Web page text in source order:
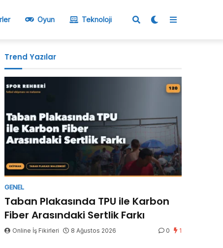
Oyun Teknoloji
Trend Yazılar
GENEL
Taban Plakasında TPU ile Karbon
Fiber Arasındaki Sertlik Farkı
Online İş Fikirleri 8 Ağustos 2026 0 1